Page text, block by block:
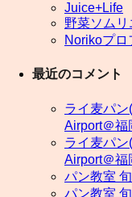
Juice+Life
野菜ソムリ
Norikoプロ
最近のコメント
ライ麦パ
Airport＠福
ライ麦パ
Airport＠福
パン教室
パン教室